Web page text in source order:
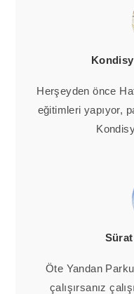
Herşeyden önce
eğitimleri yapıyor,
Öte Yandan
çalışırsanız